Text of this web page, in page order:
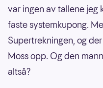
var ingen av tallene jeg
faste systemkupong.
Supertrekningen, og
Moss opp. Og den
altså?